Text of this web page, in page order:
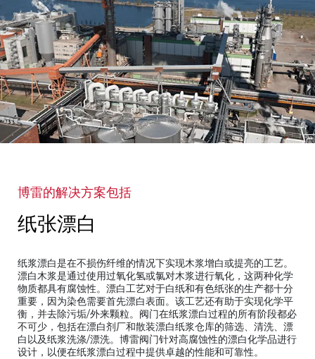
博雷的解决方案包括
纸张漂白
纸浆漂白是在不损伤纤维的情况下实现木浆增白或提亮的工艺。
漂白木浆是通过使用过氧化氢或氯对木浆进行氧化，这两种化学
物质都具有腐蚀性。漂白工艺对于白纸和有色纸张的生产都十分
重要，因为染色需要首先漂白表面。该工艺还有助于实现化学平
衡，并去除污垢/外来颗粒。阀门在纸浆漂白过程的所有阶段都必
不可少，包括在漂白剂厂和散装漂白纸浆仓库的筛选、清洗、漂
白以及纸浆洗涤/漂洗。博雷阀门针对高腐蚀性的漂白化学品进行
设计，以便在纸浆漂白过程中提供卓越的性能和可靠性。